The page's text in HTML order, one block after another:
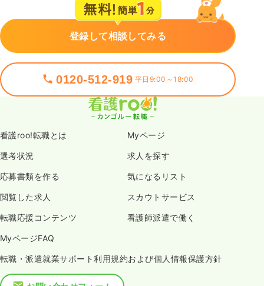
登録して相談してみる
0120-512-919 平日9:00～18:00
看護roo!転職とは Myページ
選考状況 求人を探す
応募書類を作る 気になるリスト
閲覧した求人 スカウトサービス
転職応援コンテンツ 看護師派遣で働く
MyページFAQ
転職・派遣就業サポート利用規約および個人情報保護方針